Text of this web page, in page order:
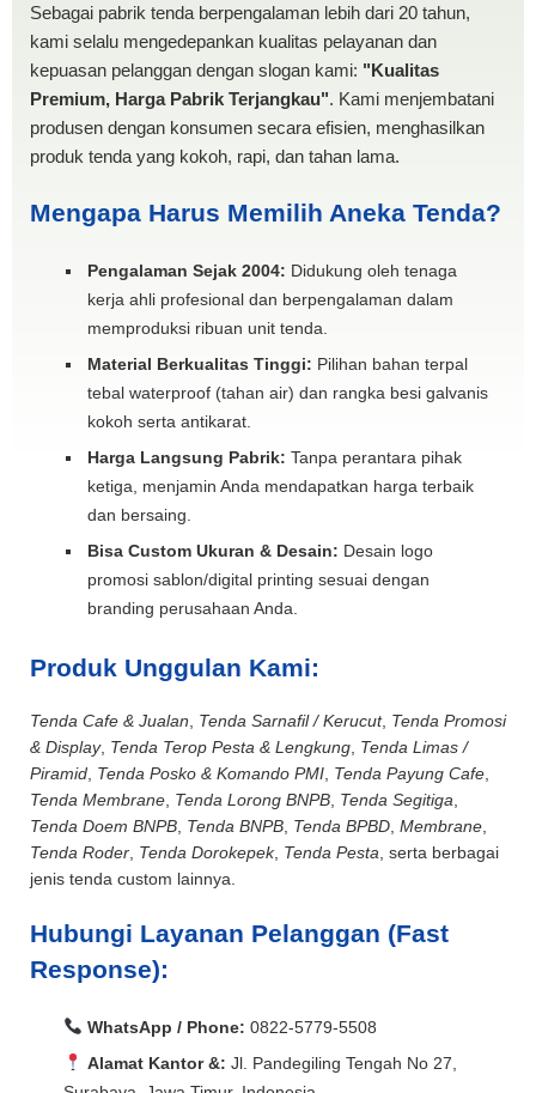
Sebagai pabrik tenda berpengalaman lebih dari 20 tahun,
kami selalu mengedepankan kualitas pelayanan dan
kepuasan pelanggan dengan slogan kami: "Kualitas
Premium, Harga Pabrik Terjangkau". Kami menjembatani
produsen dengan konsumen secara efisien, menghasilkan
produk tenda yang kokoh, rapi, dan tahan lama.
Mengapa Harus Memilih Aneka Tenda?
Pengalaman Sejak 2004: Didukung oleh tenaga
kerja ahli profesional dan berpengalaman dalam
memproduksi ribuan unit tenda.
Material Berkualitas Tinggi: Pilihan bahan terpal
tebal waterproof (tahan air) dan rangka besi galvanis
kokoh serta antikarat.
Harga Langsung Pabrik: Tanpa perantara pihak
ketiga, menjamin Anda mendapatkan harga terbaik
dan bersaing.
Bisa Custom Ukuran & Desain: Desain logo
promosi sablon/digital printing sesuai dengan
branding perusahaan Anda.
Produk Unggulan Kami:
Tenda Cafe & Jualan Tenda Sarnafil / Kerucut, Tenda Promosi
& Display, Tenda Terop Pesta & Lengkung Tenda Limas /
Piramid Tenda Posko & Komando PMI Tenda Payung Cafe
Tenda Membrane Tenda Lorong BNPB Tenda Segitiga
Tenda Doem BNPB Tenda BNPB Tenda BPBD Membrane
Tenda Roder Tenda Dorokepek, Tenda Pesta , serta berbagai
jenis tenda custom lainnya.
Hubungi Layanan Pelanggan (Fast
Response):
WhatsApp / Phone: 0822-5779-5508
Alamat Kantor &: Jl. Pandegiling Tengah No 27,